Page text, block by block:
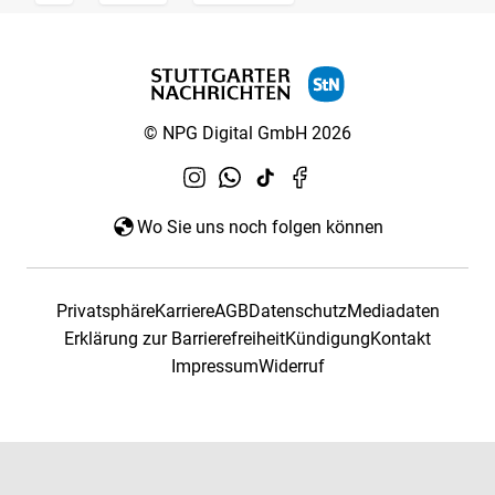
© NPG Digital GmbH 2026
Wo Sie uns noch folgen können
PrivatsphäreKarriereAGBDatenschutzMediadaten
Erklärung zur BarrierefreiheitKündigungKontakt
ImpressumWiderruf